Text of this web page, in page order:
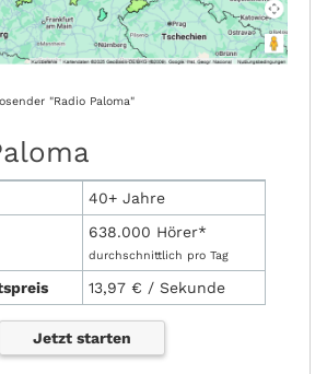
"Radio Paloma"
40+ Jahre
638.000 Hörer*
durchschnittlich pro Tag
13,97 € / Sekunde
Jetzt starten